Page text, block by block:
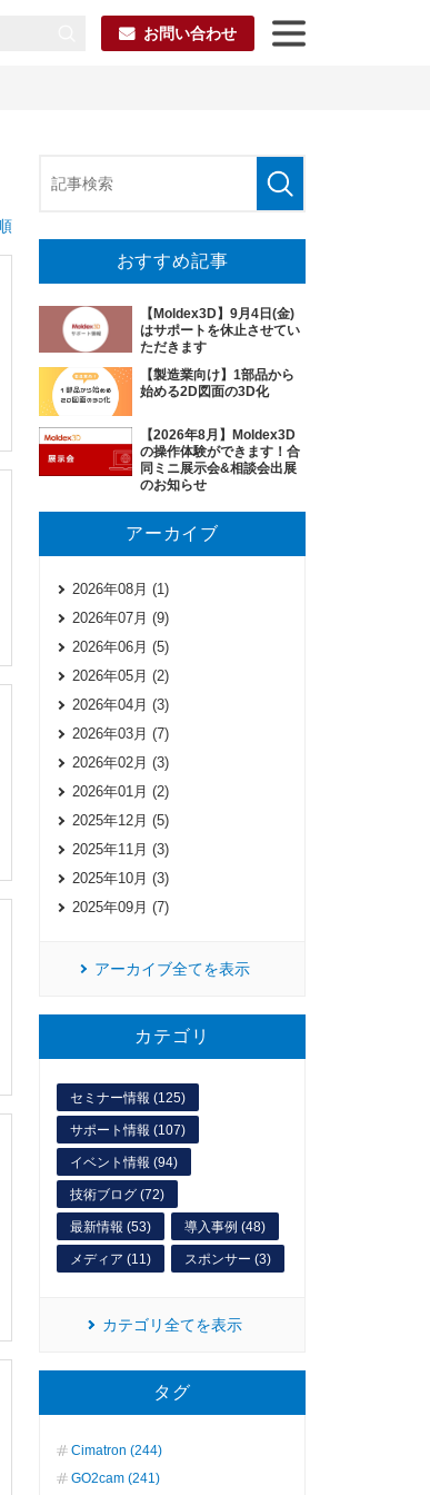
お問い合わせ
おすすめ記事
【Moldex3D】9月4日(金)
はサポートを休止させてい
ただきます
【製造業向け】1部品から
始める2D図面の3D化
【2026年8月】Moldex3D
の操作体験ができます！合
同ミニ展示会&相談会出展
のお知らせ
アーカイブ
2026年08月 (1)
2026年07月 (9)
2026年06月 (5)
2026年05月 (2)
2026年04月 (3)
2026年03月 (7)
2026年02月 (3)
2026年01月 (2)
2025年12月 (5)
2025年11月 (3)
2025年10月 (3)
2025年09月 (7)
アーカイブ全てを表示
カテゴリ
セミナー情報 (125)
サポート情報 (107)
イベント情報 (94)
技術ブログ (72)
最新情報 (53) 導入事例 (48)
メディア (11) スポンサー (3)
カテゴリ全てを表示
タグ
Cimatron (244)
GO2cam (241)